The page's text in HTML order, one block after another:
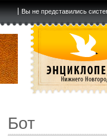
Вы не представились
Бот